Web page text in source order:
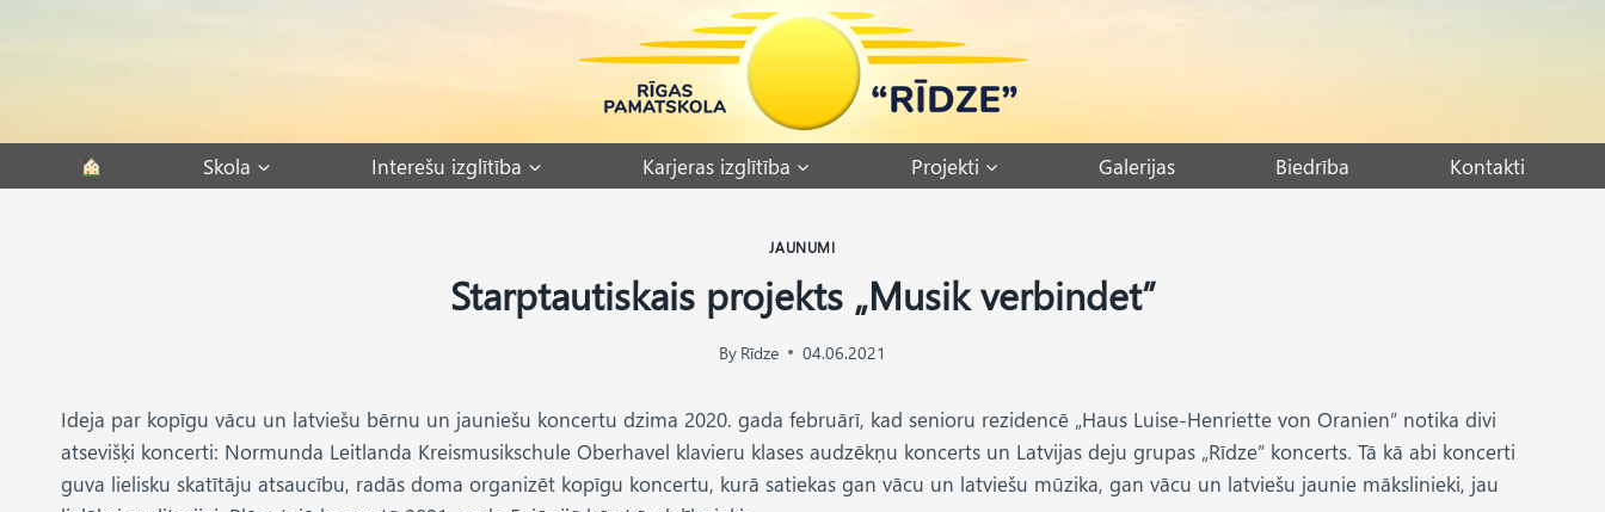
Skola Interešu izglītība Karjeras izglītība Projekti Galerijas Biedrība Kontakti
JAUNUMI
Starptautiskais projekts „Musik verbindet”
By Rīdze 04.06.2021
Ideja par kopīgu vācu un latviešu bērnu un jauniešu koncertu dzima 2020. gada februārī, kad senioru rezidencē „Haus Luise-Henriette von Oranien” notika divi
atsevišķi koncerti: Normunda Leitlanda Kreismusikschule Oberhavel klavieru klases audzēkņu koncerts un Latvijas deju grupas „Rīdze” koncerts. Tā kā abi koncerti
guva lielisku skatītāju atsaucību, radās doma organizēt kopīgu koncertu, kurā satiekas gan vācu un latviešu mūzika, gan vācu un latviešu jaunie mākslinieki, jau